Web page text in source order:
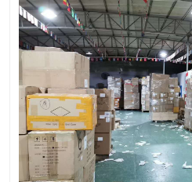
深圳DHL国际快递
UPS国际快递
深圳国际物流公司
DHL国际快递电话